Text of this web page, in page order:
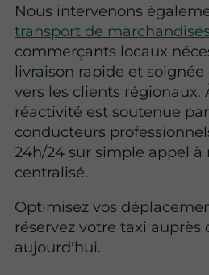
Nous intervenons
transport de
commerçants locaux
livraison rapide et
vers les clients régionaux.
réactivité est soutenue
conducteurs
24h/24 sur simple appel
centralisé.
Optimisez vos
réservez votre taxi auprès
aujourd'hui.